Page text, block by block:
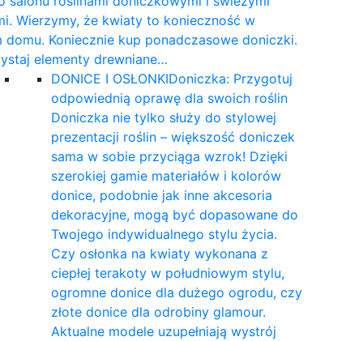
Wierzymy, że kwiaty to konieczność w
domu. Koniecznie kup ponadczasowe doniczki.
elementy drewniane…
DONICE I OSŁONKIDoniczka: Przygotuj
odpowiednią oprawę dla swoich roślin
Doniczka nie tylko służy do stylowej
prezentacji roślin – większość doniczek
sama w sobie przyciąga wzrok! Dzięki
szerokiej gamie materiałów i kolorów
donice, podobnie jak inne akcesoria
dekoracyjne, mogą być dopasowane do
Twojego indywidualnego stylu życia.
Czy osłonka na kwiaty wykonana z
ciepłej terakoty w południowym stylu,
ogromne donice dla dużego ogrodu, czy
złote donice dla odrobiny glamour.
Aktualne modele uzupełniają wystrój